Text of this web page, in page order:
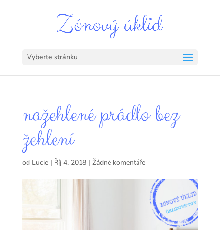
Vyberte stránku
nažehlené prádlo bez
žehlení
od Lucie| Říj 4, 2018| Žádné komentáře